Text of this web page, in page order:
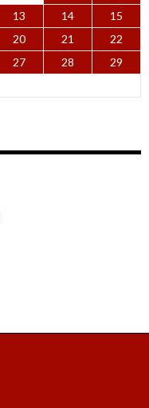
13 14
15
20 21
22
27 28
29